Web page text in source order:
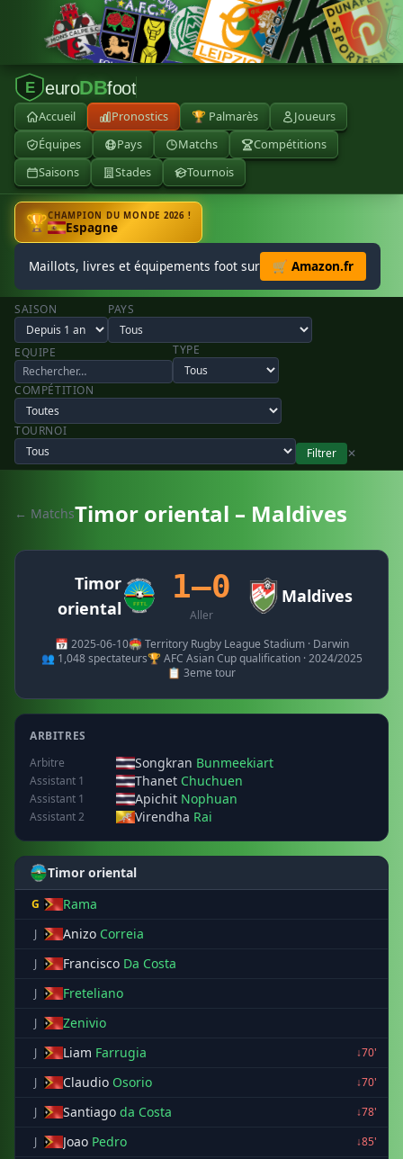
E euroDBfoot
Accueil Pronostics 🏆 Palmarès
Joueurs
Équipes
Pays Matchs
Compétitions
Saisons
Stades Tournois
🏆CHAMPION DU MONDE 2026 !
Espagne
Maillots, livres et équipements foot sur 🛒 Amazon.fr
SAISON PAYS
EQUIPE TYPE
COMPÉTITION
TOURNOI
Filtrer
✕
← MatchsTimor oriental – Maldives
Timor
oriental
1–0
Aller
Maldives
📅 2025-06-10🏟️ Territory Rugby League Stadium · Darwin
👥 1,048 spectateurs🏆 AFC Asian Cup qualification · 2024/2025
📋 3eme tour
ARBITRES
Arbitre
Songkran Bunmeekiart
Assistant 1 Thanet Chuchuen
Assistant 1 Apichit Nophuan
Assistant 2 Virendha Rai
Timor oriental
G Rama
J Anizo Correia
J Francisco Da Costa
J Freteliano
J Zenivio
J Liam Farrugia
↓70'
J
Claudio Osorio
↓70'
J
Santiago da Costa
↓78'
J
Joao Pedro
↓85'